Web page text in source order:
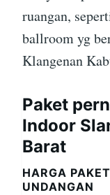
ruangan,
ballroom yg
Klangenan
Paket
Indoor
Barat
HARGA
UNDANGAN